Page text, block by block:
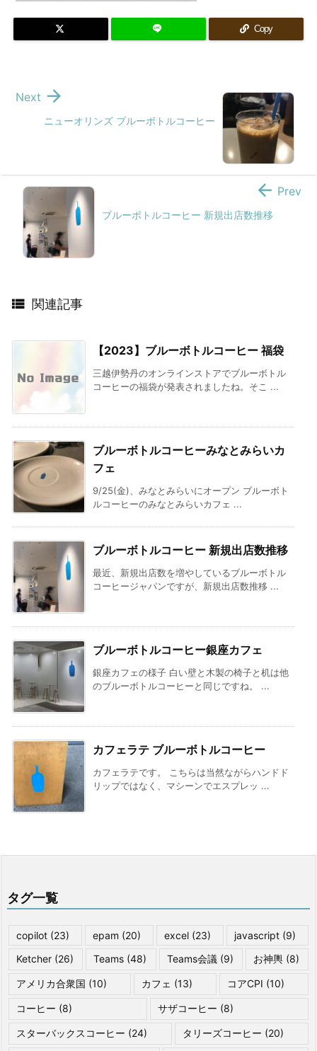
Copy
ニューオリンズ ブルーボトルコーヒー

Next
ブルーボトルコーヒー 新規出店数推移
 Prev
 関連記事
【2023】ブルーボトルコーヒー 福袋
三越伊勢丹のオンラインストアでブルーボトル
コーヒーの福袋が発表されましたね。そこ ...
ブルーボトルコーヒーみなとみらいカ
フェ
9/25(金)、みなとみらいにオープン ブルーボト
ルコーヒーのみなとみらいカフェ ...
ブルーボトルコーヒー 新規出店数推移
最近、新規出店数を増やしているブルーボトル
コーヒージャパンですが、新規出店数推移 ...
ブルーボトルコーヒー銀座カフェ
銀座カフェの様子 白い壁と木製の椅子と机は他
のブルーボトルコーヒーと同じですね。 ...
カフェラテ ブルーボトルコーヒー
カフェラテです。 こちらは当然ながらハンドド
リップではなく、マシーンでエスプレッ ...
タグ一覧
copilot (23) epam (20) excel (23) javascript (9)
Ketcher (26) Teams (48) Teams会議 (9) お神輿(8)
アメリカ合衆国 (10) カフェ (13) コアCPI (10)
コーヒー (8) サザコーヒー (8)
スターバックスコーヒー (24) タリーズコーヒー (20)